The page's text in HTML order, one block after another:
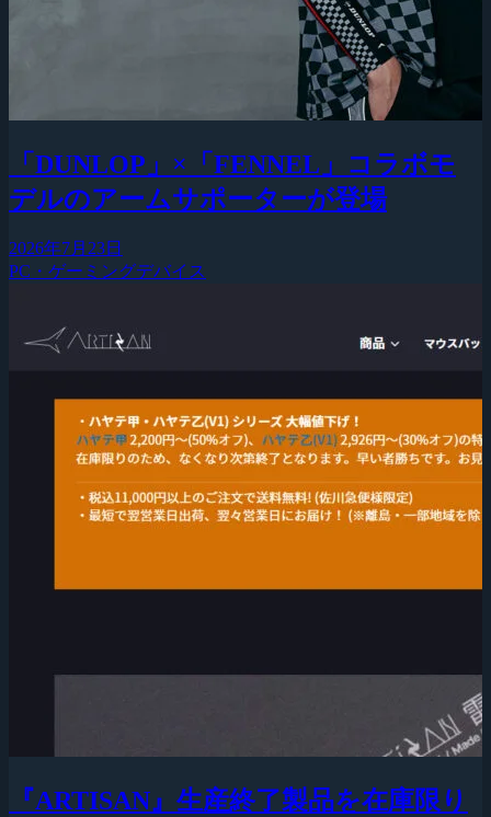
「DUNLOP」×「FENNEL」コラボモ
デルのアームサポーターが登場
2026年7月23日
PC・ゲーミングデバイス
『ARTISAN』生産終了製品を在庫限り